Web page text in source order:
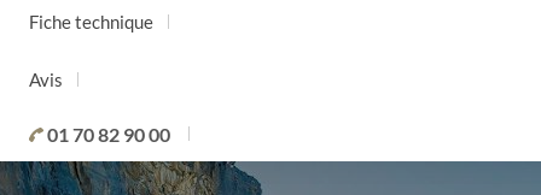
Fiche technique
Avis
01 70 82 90 00